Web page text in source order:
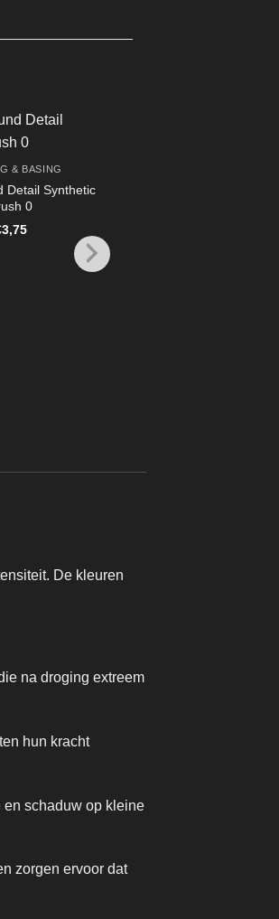
& BASING
Detail Synthetic
0
3,75
De kleuren
na droging extreem
hun kracht
en schaduw op kleine
zorgen ervoor dat